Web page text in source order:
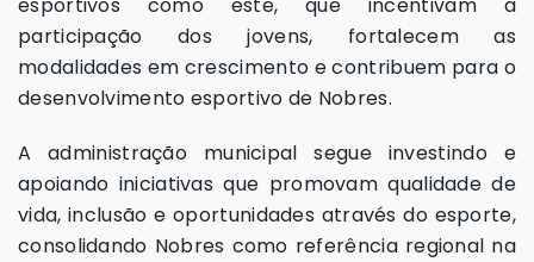
esportivos como este, que incentivam a
participação dos jovens, fortalecem as
modalidades em crescimento e contribuem para o
desenvolvimento esportivo de Nobres.
A administração municipal segue investindo e
apoiando iniciativas que promovam qualidade de
vida, inclusão e oportunidades através do esporte,
consolidando Nobres como referência regional na